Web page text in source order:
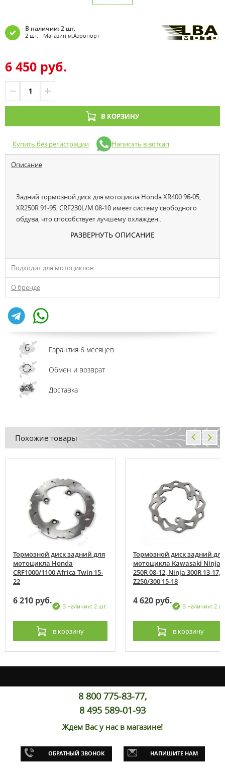
В наличии: 2 шт.
2 шт. - Магазин м.Аэропорт
6 450 руб.
В КОРЗИНУ
Купить без регистрации Написать в вотсап
Описание
Задний тормозной диск для мотоцикла Honda XR400 96-05,
XR250R 91-95, CRF230L/M 08-10 имеет систему свободного
обдува, что способствует лучшему охлажден..
РАЗВЕРНУТЬ ОПИСАНИЕ
Подходит для мотоциклов
О бренде
Гарантия 6 месяцев
Обмен и возврат
Доставка
Похожие товары
Тормозной диск задний для
мотоцикла Honda
CRF1000/1100 Africa Twin 15-
22
6 210 руб.
В наличии: 2 шт.
в корзину
Тормозной диск задний для
мотоцикла Kawasaki Ninja
250R 08-12, Ninja 300R 13-17,
Z250/300 15-18
4 620 руб.
В наличии: 2
в корзину
8 800 775-83-77,
8 495 589-01-93
Ждем Вас у нас в магазине!
ОБРАТНЫЙ ЗВОНОК НАПИШИТЕ НАМ